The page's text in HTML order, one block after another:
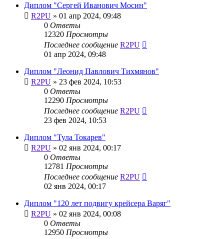
Диплом "Сергей Иванович Мосин"
R2PU » 01 апр 2024, 09:48
0 Ответы
12320 Просмотры
Последнее сообщение R2PU
01 апр 2024, 09:48
Диплом "Леонид Павлович Тихмянов"
R2PU » 23 фев 2024, 10:53
0 Ответы
12290 Просмотры
Последнее сообщение R2PU
23 фев 2024, 10:53
Диплом "Тула Токарев"
R2PU » 02 янв 2024, 00:17
0 Ответы
12781 Просмотры
Последнее сообщение R2PU
02 янв 2024, 00:17
Диплом "120 лет подвигу крейсера Варяг"
R2PU » 02 янв 2024, 00:08
0 Ответы
12950 Просмотры